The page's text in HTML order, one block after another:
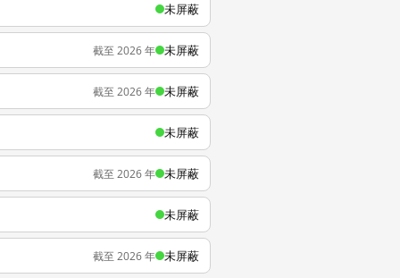
未屏蔽
截至 2026 年 未屏蔽
截至 2026 年 未屏蔽
未屏蔽
截至 2026 年 未屏蔽
未屏蔽
截至 2026 年 未屏蔽